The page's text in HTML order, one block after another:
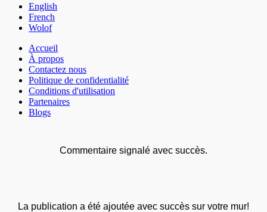
English
French
Wolof
Accueil
À propos
Contactez nous
Politique de confidentialité
Conditions d'utilisation
Partenaires
Blogs
Commentaire signalé avec succès.
La publication a été ajoutée avec succès sur votre mur!